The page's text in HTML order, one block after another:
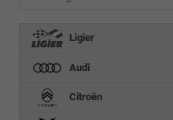
Ligier
Audi
Citroën